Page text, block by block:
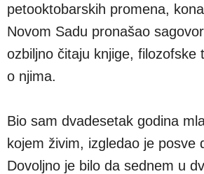
petooktobarskih promena,
Novom Sadu pronašao
ozbiljno čitaju knjige, filozofske
o njima.
Bio sam dvadesetak godina
kojem živim, izgledao je posve
Dovoljno je bilo da sednem u